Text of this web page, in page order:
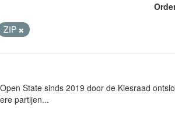
ZIP
State sinds 2019 door de Kiesraad
partijen...